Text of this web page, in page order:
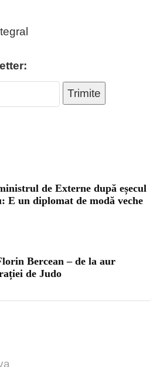
Trimite
de Externe după eșecul
E un diplomat de modă veche
Bercean – de la aur
de Judo